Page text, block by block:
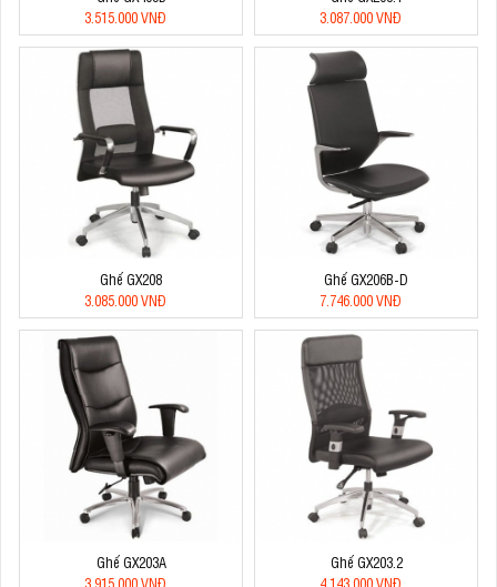
3.515.000 VNĐ
3.087.000 VNĐ
Ghế GX208
3.085.000 VNĐ
Ghế GX206B-D
7.746.000 VNĐ
Ghế GX203A
3.915.000 VNĐ
Ghế GX203.2
4.143.000 VNĐ